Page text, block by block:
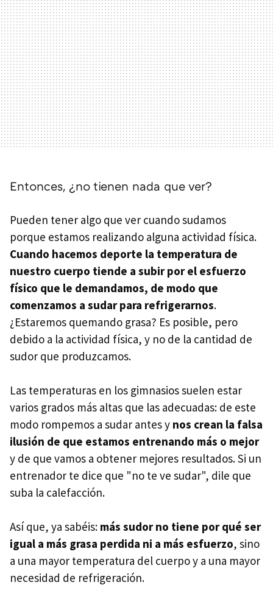
Entonces, ¿no tienen nada que ver?
Pueden tener algo que ver cuando sudamos
porque estamos realizando alguna actividad física.
Cuando hacemos deporte la temperatura de
nuestro cuerpo tiende a subir por el esfuerzo
físico que le demandamos, de modo que
comenzamos a sudar para refrigerarnos.
¿Estaremos quemando grasa? Es posible, pero
debido a la actividad física, y no de la cantidad de
sudor que produzcamos.
Las temperaturas en los gimnasios suelen estar
varios grados más altas que las adecuadas: de este
modo rompemos a sudar antes y nos crean la falsa
ilusión de que estamos entrenando más o mejor
y de que vamos a obtener mejores resultados. Si un
entrenador te dice que "no te ve sudar", dile que
suba la calefacción.
Así que, ya sabéis: más sudor no tiene por qué ser
igual a más grasa perdida ni a más esfuerzo, sino
a una mayor temperatura del cuerpo y a una mayor
necesidad de refrigeración.